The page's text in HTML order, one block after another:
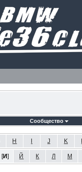
Сообщество
H J K
[И] Й К Л М